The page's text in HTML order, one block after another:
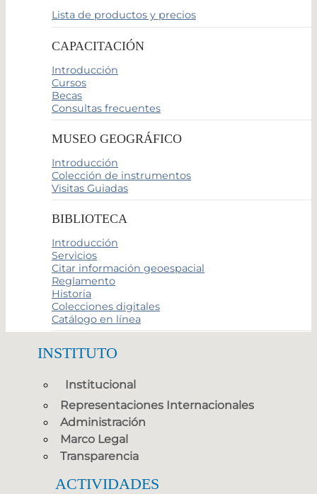
Lista de productos y precios
CAPACITACIÓN
Introducción
Cursos
Becas
Consultas frecuentes
MUSEO GEOGRÁFICO
Introducción
Colección de instrumentos
Visitas Guiadas
BIBLIOTECA
Introducción
Servicios
Citar información geoespacial
Reglamento
Historia
Colecciones digitales
Catálogo en línea
INSTITUTO
Institucional
Representaciones Internacionales
Administración
Marco Legal
Transparencia
ACTIVIDADES